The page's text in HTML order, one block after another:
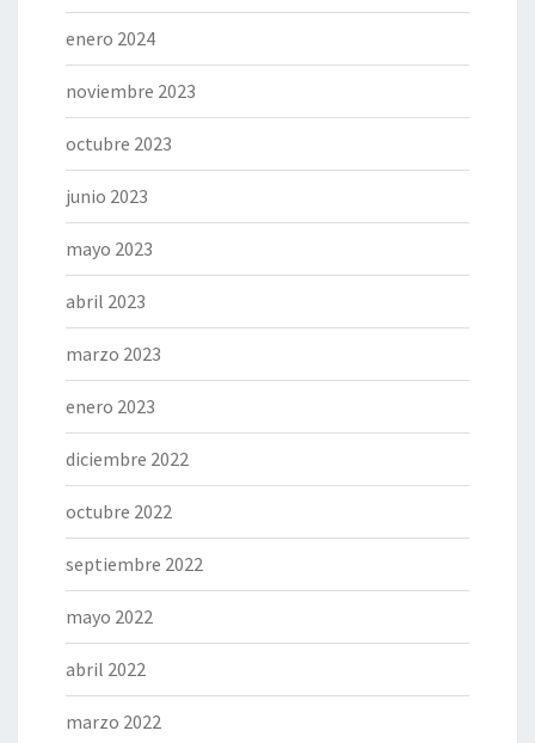
enero 2024
noviembre 2023
octubre 2023
junio 2023
mayo 2023
abril 2023
marzo 2023
enero 2023
diciembre 2022
octubre 2022
septiembre 2022
mayo 2022
abril 2022
marzo 2022